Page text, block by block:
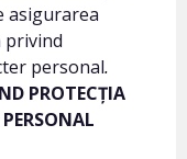
asigurarea
privind
personal.
PROTECȚIA